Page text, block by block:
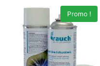
Promo !